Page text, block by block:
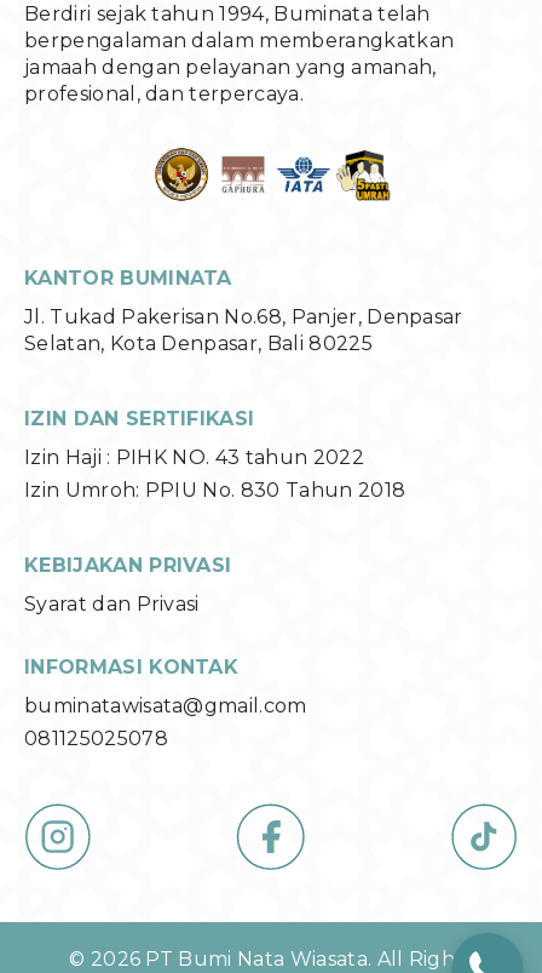
Berdiri sejak tahun 1994, Buminata telah
berpengalaman dalam memberangkatkan
jamaah dengan pelayanan yang amanah,
profesional, dan terpercaya.
KANTOR BUMINATA
Jl. Tukad Pakerisan No.68, Panjer, Denpasar
Selatan, Kota Denpasar, Bali 80225
IZIN DAN SERTIFIKASI
Izin Haji : PIHK NO. 43 tahun 2022
Izin Umroh: PPIU No. 830 Tahun 2018
KEBIJAKAN PRIVASI
Syarat dan Privasi
INFORMASI KONTAK
buminatawisata@gmail.com
081125025078
© 2026 PT Bumi Nata Wiasata. All Rights